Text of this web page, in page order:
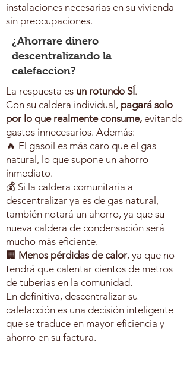
instalaciones necesarias en su vivienda
sin preocupaciones.
¿Ahorrare dinero
descentralizando la
calefaccion?
La respuesta es un rotundo SÍ.
Con su caldera individual, pagará solo
por lo que realmente consume, evitando
gastos innecesarios. Además:
🔥 El gasoil es más caro que el gas
natural, lo que supone un ahorro
inmediato.
💰 Si la caldera comunitaria a
descentralizar ya es de gas natural,
también notará un ahorro, ya que su
nueva caldera de condensación será
mucho más eficiente.
🏢 Menos pérdidas de calor, ya que no
tendrá que calentar cientos de metros
de tuberías en la comunidad.
En definitiva, descentralizar su
calefacción es una decisión inteligente
que se traduce en mayor eficiencia y
ahorro en su factura.